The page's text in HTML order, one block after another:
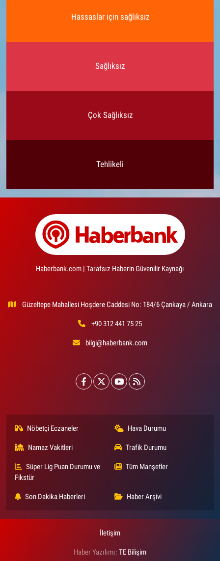
Hassaslar için sağlıksız
Sağlıksız
Çok Sağlıksız
Tehlikeli
Haberbank.com | Tarafsız Haberin Güvenilir Kaynağı
Güzeltepe Mahallesi Hoşdere Caddesi No: 184/6 Çankaya / Ankara
+90 312 441 75 25
bilgi@haberbank.com
Nöbetçi Eczaneler Hava Durumu
Namaz Vakitleri Trafik Durumu
Süper Lig Puan Durumu ve
Fikstür
Tüm Manşetler
Son Dakika Haberleri Haber Arşivi
İletişim
Haber Yazılımı: TE Bilişim